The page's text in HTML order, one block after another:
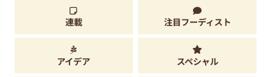
連載 注目フーディスト
アイデア スペシャル